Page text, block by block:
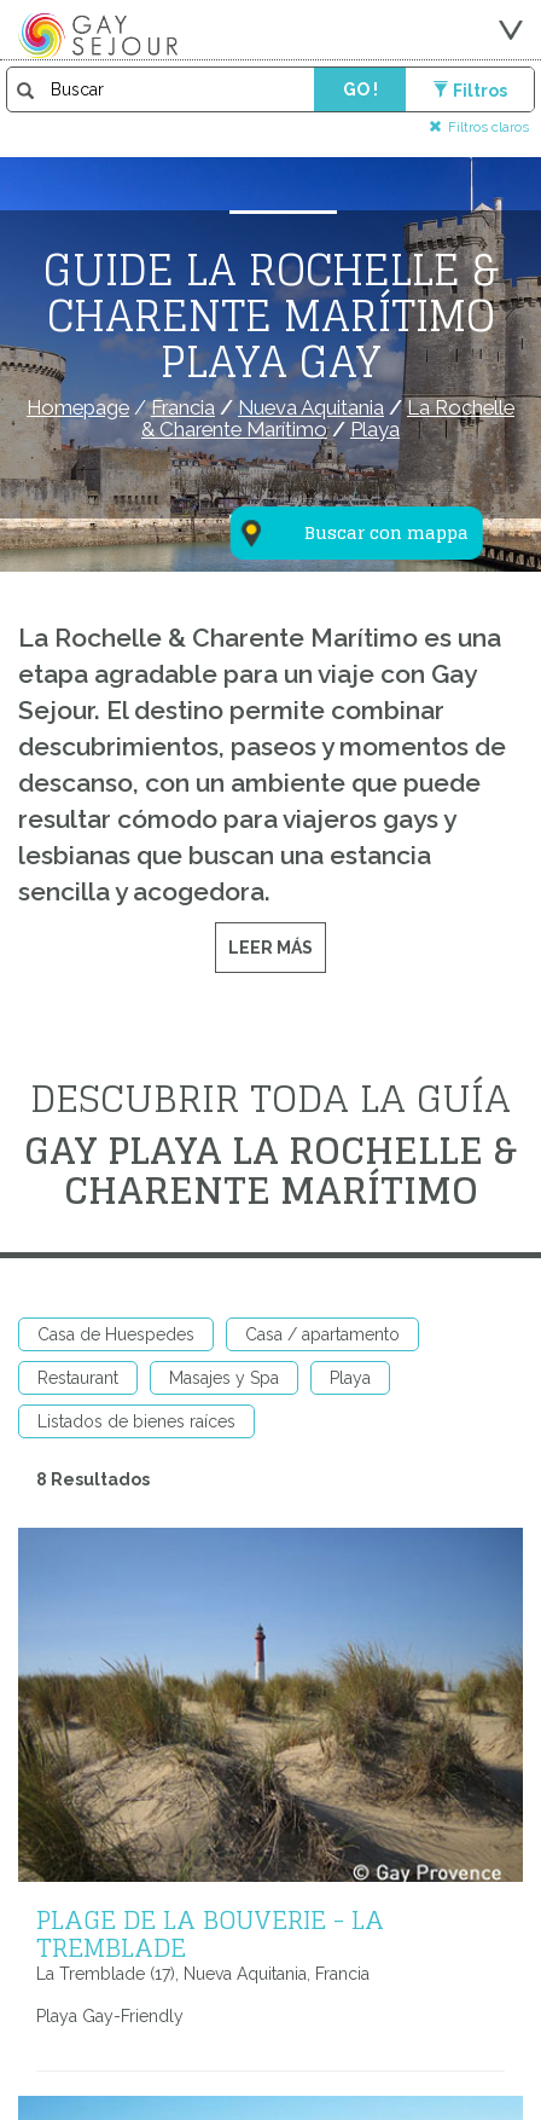
GO ! Filtros
Filtros claros
Buscar con mappa
GUIDE LA ROCHELLE &
CHARENTE MARÍTIMO
PLAYA GAY
Homepage /Francia /Nueva Aquitania /La Rochelle
& Charente Marítimo/ Playa
La Rochelle & Charente Marítimo es una
etapa agradable para un viaje con Gay
Sejour. El destino permite combinar
descubrimientos, paseos y momentos de
descanso, con un ambiente que puede
resultar cómodo para viajeros gays y
lesbianas que buscan una estancia
sencilla y acogedora.
LEER MÁS
DESCUBRIR TODA LA GUÍA
GAY PLAYA LA ROCHELLE &
CHARENTE MARÍTIMO
Casa de Huespedes Casa / apartamento
Restaurant Masajes y Spa Playa
Listados de bienes raíces
8 Resultados
PLAGE DE LA BOUVERIE - LA
TREMBLADE
La Tremblade (17), Nueva Aquitania, Francia
Playa Gay-Friendly